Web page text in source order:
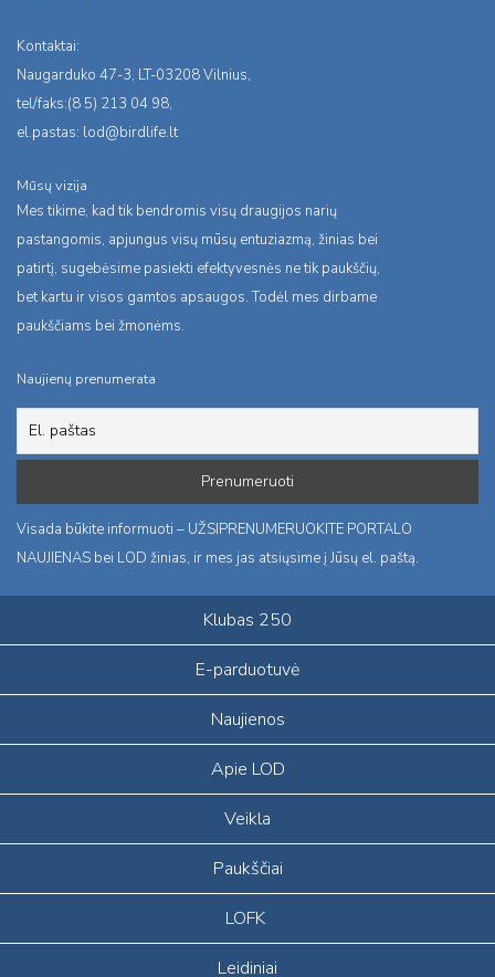
Kontaktai:
Naugarduko 47-3, LT-03208 Vilnius,
tel/faks:(8 5) 213 04 98,
el.pastas: lod@birdlife.lt
Mūsų vizija
Mes tikime, kad tik bendromis visų draugijos narių
pastangomis, apjungus visų mūsų entuziazmą, žinias bei
patirtį, sugebėsime pasiekti efektyvesnės ne tik paukščių,
bet kartu ir visos gamtos apsaugos. Todėl mes dirbame
paukščiams bei žmonėms.
Naujienų prenumerata
Visada būkite informuoti – UŽSIPRENUMERUOKITE PORTALO
NAUJIENAS bei LOD žinias, ir mes jas atsiųsime į Jūsų el. paštą.
Klubas 250
E-parduotuvė
Naujienos
Apie LOD
Veikla
Paukščiai
LOFK
Leidiniai